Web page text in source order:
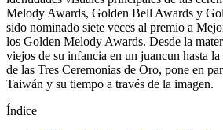
Melody Awards, Golden Bell Awards y
sido nominado siete veces al premio a
los Golden Melody Awards. Desde la
viejos de su infancia en un juancun hasta
de las Tres Ceremonias de Oro, pone en
Taiwán y su tiempo a través de la imagen.
Índice